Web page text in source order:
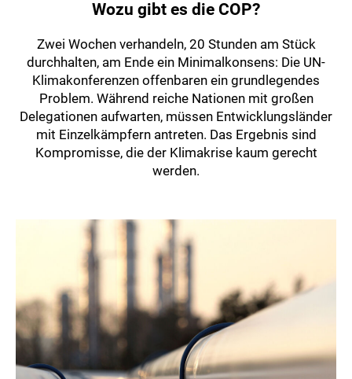
Wozu gibt es die COP?
Zwei Wochen verhandeln, 20 Stunden am Stück
durchhalten, am Ende ein Minimalkonsens: Die UN-
Klimakonferenzen offenbaren ein grundlegendes
Problem. Während reiche Nationen mit großen
Delegationen aufwarten, müssen Entwicklungsländer
mit Einzelkämpfern antreten. Das Ergebnis sind
Kompromisse, die der Klimakrise kaum gerecht
werden.